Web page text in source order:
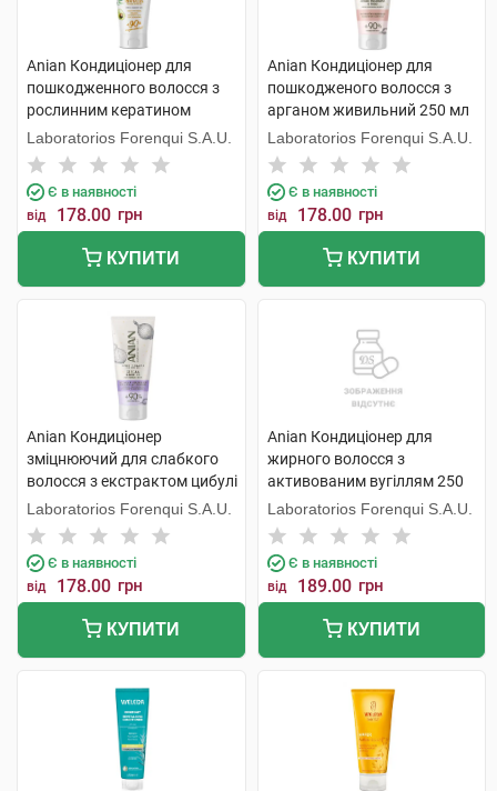
Anian Кондиціонер для
пошкодженного волосся з
рослинним кератином
відновлюючий 250 мл 1 туба
Laboratorios Forenqui S.A.U.
Є в наявності
від 178.00 грн
КУПИТИ
Anian Кондиціонер для
пошкодженого волосся з
арганом живильний 250 мл
1 туба
Laboratorios Forenqui S.A.U.
Є в наявності
від 178.00 грн
КУПИТИ
Anian Кондиціонер
зміцнюючий для слабкого
волосся з екстрактом цибулі
250 мл 1 туба
Laboratorios Forenqui S.A.U.
Є в наявності
від 178.00 грн
КУПИТИ
Anian Кондиціонер для
жирного волосся з
активованим вугіллям 250
мл 1 флакон
Laboratorios Forenqui S.A.U.
Є в наявності
від 189.00 грн
КУПИТИ